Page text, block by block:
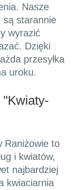
Nasze
są starannie
wyrazić
Dzięki
przesyłka
uroku.
"Kwiaty-
Raniżowie to
i kwiatów,
najbardziej
kwiaciarnia